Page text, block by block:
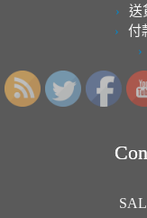
送
付